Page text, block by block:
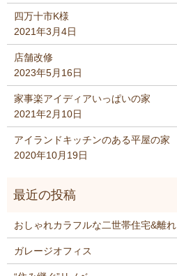
四万十市K様
2021年3月4日
店舗改修
2023年5月16日
家事楽アイディアいっぱいの家
2021年2月10日
アイランドキッチンのある平屋の家
2020年10月19日
おしゃれカラフルな二世帯住宅&離れ
ガレージオフィス